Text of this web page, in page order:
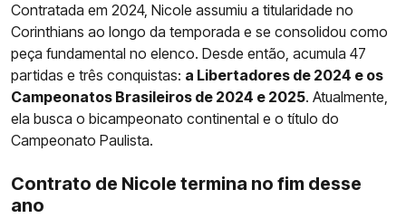
Contratada em 2024, Nicole assumiu a titularidade no
Corinthians ao longo da temporada e se consolidou como
peça fundamental no elenco. Desde então, acumula 47
partidas e três conquistas: a Libertadores de 2024 e os
Campeonatos Brasileiros de 2024 e 2025. Atualmente,
ela busca o bicampeonato continental e o título do
Campeonato Paulista.
Contrato de Nicole termina no fim desse
ano